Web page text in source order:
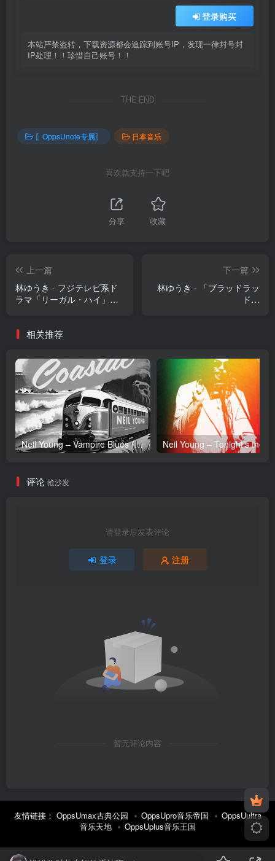
登录购买
本站严禁盗转，下载资源都会追踪到账号IP，发现一律封号封
IP处理！！珍惜自己账号！！
THE END
〖OppsUnote专属〗 日本音乐
喜欢就支持一下吧
分享 收藏
上一篇
林ゆうき - フジテレビ系ド
ラマ「リーガル・ハイ」オ
44.1kHz】日本区
下一篇
林ゆうき - 「ブラッドラッ
ド」
相关推荐
Neil Young – Vampire Blues (Live) – Single(054391239303)【24bit／96.0kHz】土耳其区
评论 抢沙发
请登录后发表评论
登录 注册
暂无评论内容
友情链接： OppsUmax古典公园 OppsUpro音乐帝国
OppsUultra
音乐天地
OppsUplus音乐王国